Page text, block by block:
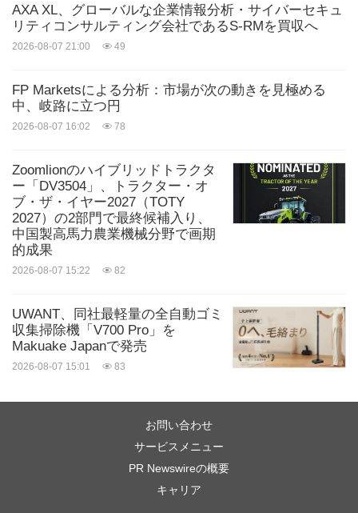
AXA XL、グローバルな企業情報分析・サイバーセキュ
リティコンサルティング会社であるS-RMを買収へ
2026-08-07 21:00 49
FP Marketsによる分析：市場が次の動きを見極める
中、岐路に立つ円
2026-08-07 16:02 78
Zoomlionのハイブリッドトラクタ
ー「DV3504」、トラクター・オ
ブ・ザ・イヤー2027（TOTY
2027）の2部門で最終候補入り、
中国製高馬力農業機械分野で画期
的成果
2026-08-07 15:22 82
UWANT、同社最軽量の全自動ゴミ
収集掃除機「V700 Pro」を
Makuake Japanで発売
2026-08-07 15:01 83
お問い合わせ
サービスメニュー
PR Newswireの概要
キャリア